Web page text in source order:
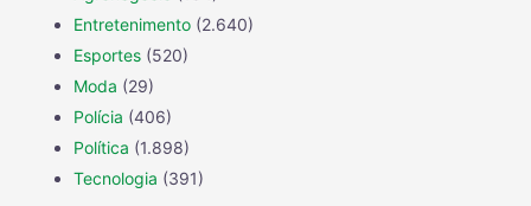
Entretenimento (2.640)
Esportes (520)
Moda (29)
Polícia (406)
Política (1.898)
Tecnologia (391)